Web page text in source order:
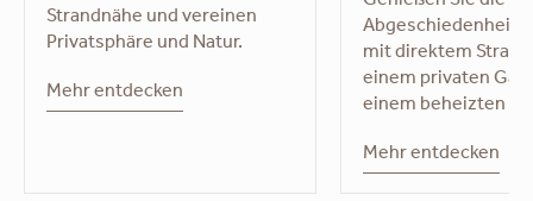
Strandnähe und vereinen
Privatsphäre und Natur.
Mehr entdecken
Abgeschiedenheit
mit direktem
einem privaten
einem beheizten
Mehr entdecken